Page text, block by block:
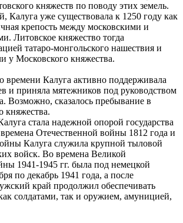
княжеств по поводу этих земель.
Калуга уже существовала к 1250 году как
крепость между московскими и
Литовское княжество тогда
татаро-монгольского нашествия и
у Московского княжества.
времени Калуга активно поддерживала
и приняла мятежников под руководством
Возможно, сказалось пребывание в
княжества.
стала надежной опорой государства
Отечественной войны 1812 года и
Калуга служила крупной тыловой
войск. Во времена Великой
1941-1945 гг. была под немецкой
по декабрь 1941 года, а после
край продолжил обеспечивать
солдатами, так и оружием, амуницией,